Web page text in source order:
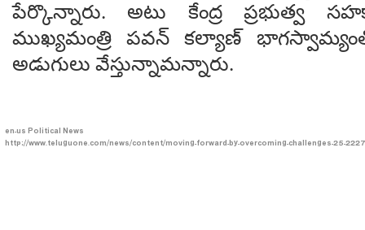
పేర్కొన్నారు. అటు కేంద్ర ప్రభుత్వ
ముఖ్యమంత్రి పవన్ కల్యాణ్
అడుగులు వేస్తున్నామన్నారు.
en-usPolitical News
http://www.teluguone.com/news/content/moving-forward-by-overcoming-challenges-25-